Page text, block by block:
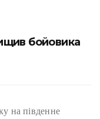
бойовика
на південне